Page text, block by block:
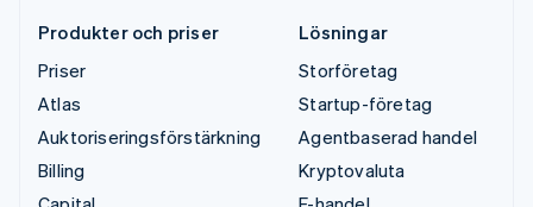
Produkter och priser
Priser
Atlas
Auktoriseringsförstärkning
Billing
Lösningar
Storföretag
Startup-företag
Agentbaserad handel
Kryptovaluta